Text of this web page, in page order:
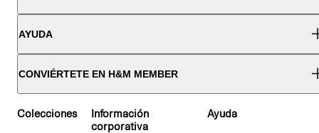
AYUDA
CONVIÉRTETE EN H&M MEMBER
Colecciones
Información
corporativa
Ayuda